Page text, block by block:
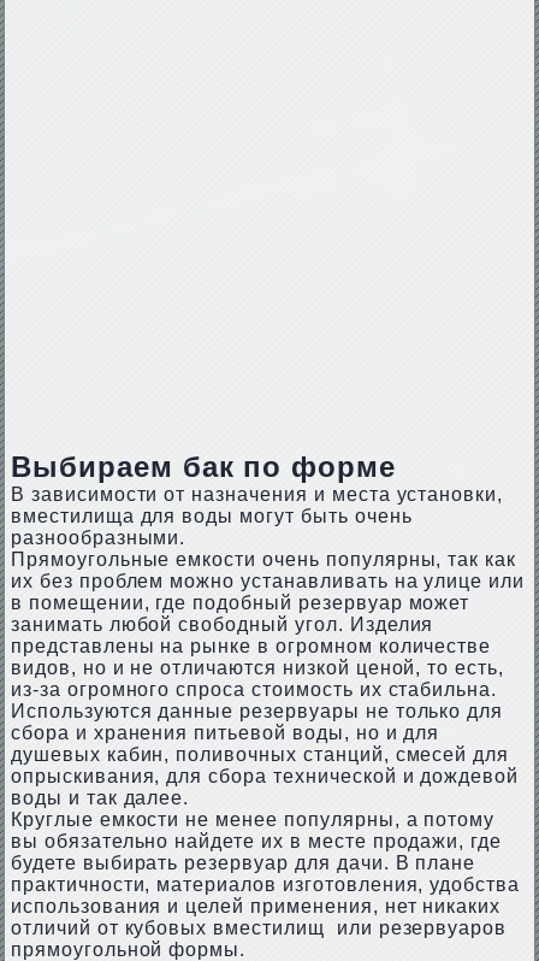
Выбираем бак по форме
В зависимости от назначения и места установки,
вместилища для воды могут быть очень
разнообразными.
Прямоугольные емкости очень популярны, так как
их без проблем можно устанавливать на улице или
в помещении, где подобный резервуар может
занимать любой свободный угол. Изделия
представлены на рынке в огромном количестве
видов, но и не отличаются низкой ценой, то есть,
из-за огромного спроса стоимость их стабильна.
Используются данные резервуары не только для
сбора и хранения питьевой воды, но и для
душевых кабин, поливочных станций, смесей для
опрыскивания, для сбора технической и дождевой
воды и так далее.
Круглые емкости не менее популярны, а потому
вы обязательно найдете их в месте продажи, где
будете выбирать резервуар для дачи. В плане
практичности, материалов изготовления, удобства
использования и целей применения, нет никаких
отличий от кубовых вместилищ или резервуаров
прямоугольной формы.